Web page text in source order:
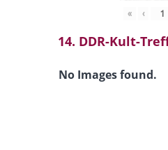
« ‹
14. DDR-Kult-
No Images found.